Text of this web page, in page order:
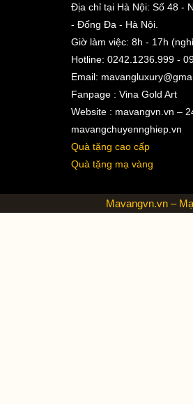
Địa chỉ tại Hà Nội: Số 48 -
- Đống Đa - Hà Nội.
Giờ làm việc: 8h - 17h
Hotline: 0242.1236.999 -
Email:
Fanpage : Vina Gold Art
Website : mavangvn.vn –
mavangchuyennghiep.vn
Quà tặng cao cấp
Quà tặng mạ vàng
Mavangvn.vn –